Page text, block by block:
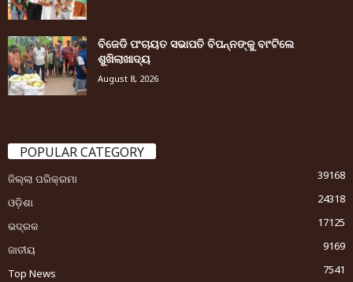
ବିଜେଡି ପଂଚାୟତ ସଭାପତି ବିପନ୍ନଙ୍କୁ ବାଂଟିଲେ
ଶୁଖିଲାଖାଦ୍ୟ
August 8, 2026
POPULAR CATEGORY
ଜିଲ୍ଲା ପରିକ୍ରମା
39168
ଓଡ଼ିଶା
24318
ଭଦ୍ରକ
17125
ଜାତୀୟ
9169
Top News
7541